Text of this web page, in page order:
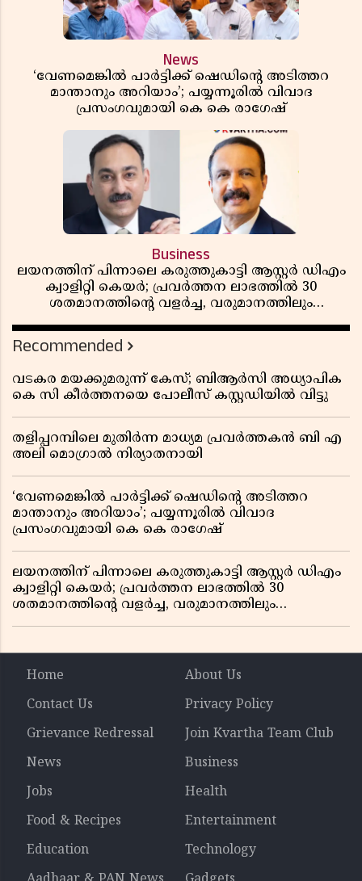
News
‘വേണമെങ്കിൽ പാർട്ടിക്ക് ഷെഡിൻ്റെ അടിത്തറ
മാന്താനും അറിയാം’; പയ്യന്നൂരിൽ വിവാദ
പ്രസംഗവുമായി കെ കെ രാഗേഷ്
Business
ലയനത്തിന് പിന്നാലെ കരുത്തുകാട്ടി ആസ്റ്റർ ഡിഎം
ക്വാളിറ്റി കെയർ; പ്രവർത്തന ലാഭത്തിൽ 30
ശതമാനത്തിൻ്റെ വളർച്ച, വരുമാനത്തിലും
റിപ്പോർട്ട് പുറത്ത്
Recommended
വടകര മയക്കുമരുന്ന് കേസ്; ബിആർസി അധ്യാപിക
കെ സി കീർത്തനയെ പോലീസ് കസ്റ്റഡിയിൽ വിട്ടു
തളിപ്പറമ്പിലെ മുതിർന്ന മാധ്യമ പ്രവർത്തകൻ ബി എ
അലി മൊഗ്രാൽ നിര്യാതനായി
‘വേണമെങ്കിൽ പാർട്ടിക്ക് ഷെഡിൻ്റെ അടിത്തറ
മാന്താനും അറിയാം’; പയ്യന്നൂരിൽ വിവാദ
പ്രസംഗവുമായി കെ കെ രാഗേഷ്
ലയനത്തിന് പിന്നാലെ കരുത്തുകാട്ടി ആസ്റ്റർ ഡിഎം
ക്വാളിറ്റി കെയർ; പ്രവർത്തന ലാഭത്തിൽ 30
ശതമാനത്തിൻ്റെ വളർച്ച, വരുമാനത്തിലും
Home
About Us
Contact Us
Privacy Policy
Grievance Redressal
Join Kvartha Team Club
News
Business
Jobs
Health
Food & Recipes
Entertainment
Education
Technology